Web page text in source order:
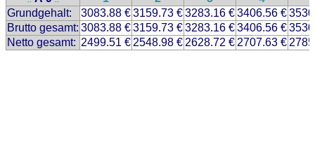
Grundgehalt:
3083.88 €3159.73 €3283.16 €3406.56 €
Brutto gesamt: 3083.88 €3159.73 €3283.16 €3406.56 €
Netto gesamt: 2499.51 € 2548.98 € 2628.72 € 2707.63 €